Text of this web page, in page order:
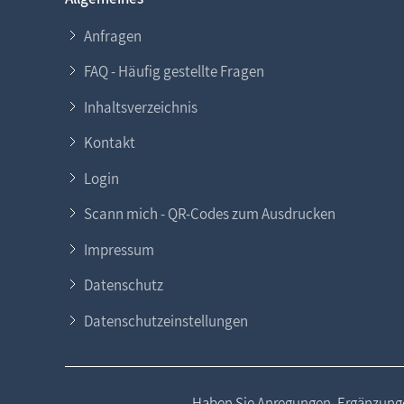
Anfragen
FAQ - Häufig gestellte Fragen
Inhaltsverzeichnis
Kontakt
Login
Scann mich - QR-Codes zum Ausdrucken
Impressum
Datenschutz
Datenschutzeinstellungen